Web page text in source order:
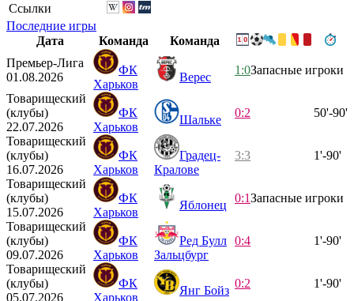
Ссылки
Последние игры
Дата
Команда
Команда
Премьер-Лига
01.08.2026
ФК
Харьков
Верес
1:0Запасные игроки
Товарищеский
(клубы)
22.07.2026
ФК
Харьков
Шальке
0:2 50'-90'
Товарищеский
(клубы)
16.07.2026
ФК
Харьков
Градец-
Кралове
3:3 1'-90'
Товарищеский
(клубы)
15.07.2026
ФК
Харьков
Яблонец
0:1Запасные игроки
Товарищеский
(клубы)
09.07.2026
ФК
Харьков
Ред Булл
Зальцбург
0:4 1'-90'
Товарищеский
(клубы)
05.07.2026
ФК
Харьков
Янг Бойз
0:2 1'-90'